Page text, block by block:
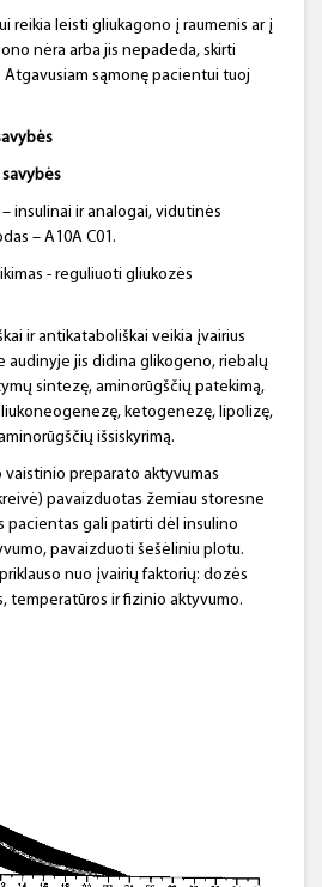
reikia leisti gliukagono į raumenis ar į
nėra arba jis nepadeda, skirti
sąmonę pacientui tuoj
savybės
insulinai ir analogai, vidutinės
– A10A C01.
- reguliuoti gliukozės
ir antikataboliškai veikia įvairius
audinyje jis didina glikogeno, riebalų
sintezę, aminorūgščių patekimą,
ketogenezę, lipolizę,
išsiskyrimą.
vaistinio preparato aktyvumas
pavaizduotas žemiau storesne
pacientas gali patirti dėl insulino
pavaizduoti šešėliniu plotu.
nuo įvairių faktorių: dozės
temperatūros ir fizinio aktyvumo.